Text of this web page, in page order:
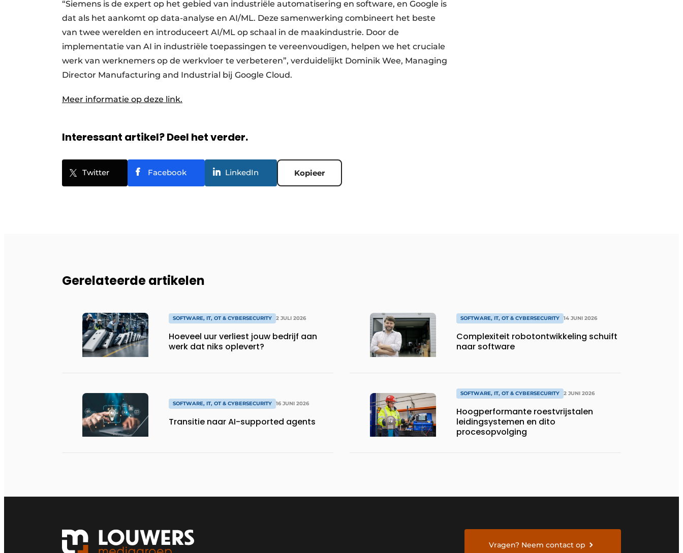
“Siemens is de expert op het gebied van industriële automatisering en software, en Google is
dat als het aankomt op data-analyse en AI/ML. Deze samenwerking combineert het beste
van twee werelden en introduceert AI/ML op schaal in de maakindustrie. Door de
implementatie van AI in industriële toepassingen te vereenvoudigen, helpen we het cruciale
werk van werknemers op de werkvloer te verbeteren”, verduidelijkt Dominik Wee, Managing
Director Manufacturing and Industrial bij Google Cloud.
Meer informatie op deze link.
Interessant artikel? Deel het verder.
Twitter Facebook LinkedIn Kopieer
Gerelateerde artikelen
SOFTWARE, IT, OT & CYBERSECURITY 2 JULI 2026
Hoeveel uur verliest jouw bedrijf aan
werk dat niks oplevert?
SOFTWARE, IT, OT & CYBERSECURITY 16 JUNI 2026
Transitie naar AI-supported agents
SOFTWARE, IT, OT & CYBERSECURITY 14 JUNI 2026
Complexiteit robotontwikkeling schuift
naar software
SOFTWARE, IT, OT & CYBERSECURITY 2 JUNI 2026
Hoogperformante roestvrijstalen
leidingsystemen en dito
procesopvolging
Vragen? Neem contact op